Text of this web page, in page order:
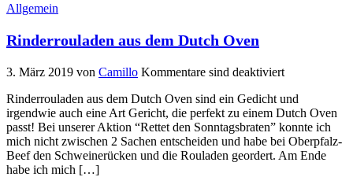
Allgemein
Rinderrouladen aus dem Dutch Oven
3. März 2019 von Camillo Kommentare sind deaktiviert
Rinderrouladen aus dem Dutch Oven sind ein Gedicht und
irgendwie auch eine Art Gericht, die perfekt zu einem Dutch Oven
passt! Bei unserer Aktion “Rettet den Sonntagsbraten” konnte ich
mich nicht zwischen 2 Sachen entscheiden und habe bei Oberpfalz-
Beef den Schweinerücken und die Rouladen geordert. Am Ende
habe ich mich […]